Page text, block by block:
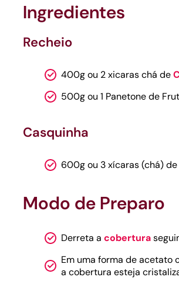
Ingredientes
Recheio
400g ou 2 xicaras chá de
500g ou 1 Panetone de
Casquinha
600g ou 3 xícaras (chá) de
Modo de Preparo
Derreta a cobertura
Em uma forma de acetato
a cobertura esteja